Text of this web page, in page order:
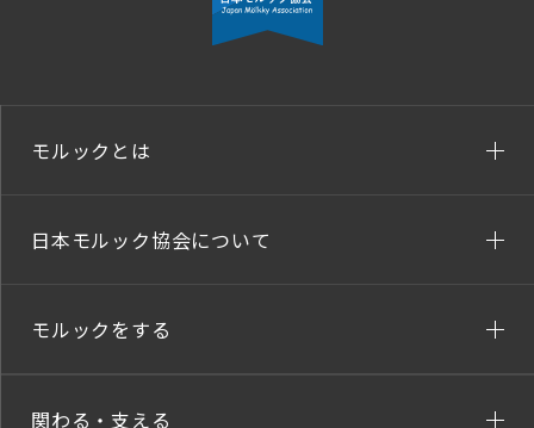
モルックとは
日本モルック協会について
モルックをする
関わる・支える